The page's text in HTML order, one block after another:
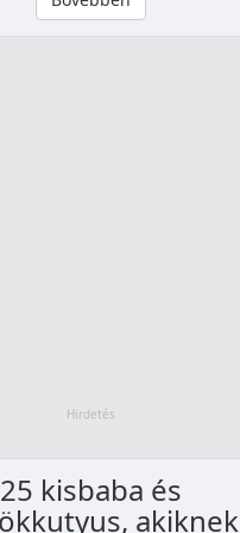
25 kisbaba és
akiknek